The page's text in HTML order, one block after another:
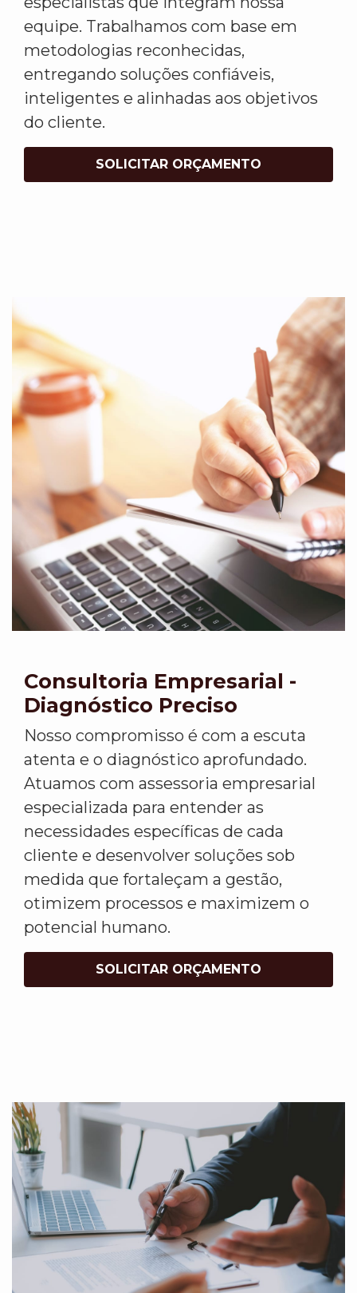
equipe. Trabalhamos com base em
metodologias reconhecidas,
entregando soluções confiáveis,
inteligentes e alinhadas aos objetivos
do cliente.
SOLICITAR ORÇAMENTO
Consultoria Empresarial -
Diagnóstico Preciso
Nosso compromisso é com a escuta
atenta e o diagnóstico aprofundado.
Atuamos com assessoria empresarial
especializada para entender as
necessidades específicas de cada
cliente e desenvolver soluções sob
medida que fortaleçam a gestão,
otimizem processos e maximizem o
potencial humano.
SOLICITAR ORÇAMENTO